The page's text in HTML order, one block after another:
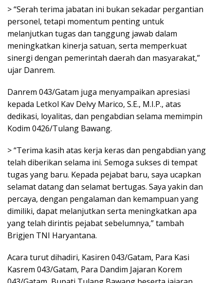
> “Serah terima jabatan ini bukan sekadar pergantian
personel, tetapi momentum penting untuk
melanjutkan tugas dan tanggung jawab dalam
meningkatkan kinerja satuan, serta memperkuat
sinergi dengan pemerintah daerah dan masyarakat,”
ujar Danrem.
Danrem 043/Gatam juga menyampaikan apresiasi
kepada Letkol Kav Delvy Marico, S.E., M.I.P., atas
dedikasi, loyalitas, dan pengabdian selama memimpin
Kodim 0426/Tulang Bawang.
> “Terima kasih atas kerja keras dan pengabdian yang
telah diberikan selama ini. Semoga sukses di tempat
tugas yang baru. Kepada pejabat baru, saya ucapkan
selamat datang dan selamat bertugas. Saya yakin dan
percaya, dengan pengalaman dan kemampuan yang
dimiliki, dapat melanjutkan serta meningkatkan apa
yang telah dirintis pejabat sebelumnya,” tambah
Brigjen TNI Haryantana.
Acara turut dihadiri, Kasiren 043/Gatam, Para Kasi
Kasrem 043/Gatam, Para Dandim Jajaran Korem